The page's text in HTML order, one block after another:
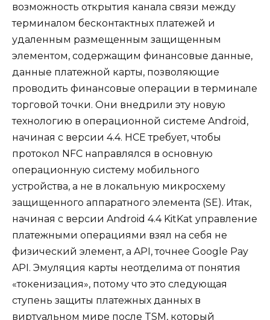
возможность открытия канала связи между
терминалом бесконтактных платежей и
удаленным размещенным защищенным
элементом, содержащим финансовые данные,
данные платежной карты, позволяющие
проводить финансовые операции в терминале
торговой точки. Они внедрили эту новую
технологию в операционной системе Android,
начиная с версии 4.4. HCE требует, чтобы
протокол NFC направлялся в основную
операционную систему мобильного
устройства, а не в локальную микросхему
защищенного аппаратного элемента (SE). Итак,
начиная с версии Android 4.4 KitKat управление
платежными операциями взял на себя не
физический элемент, а API, точнее Google Pay
API. Эмуляция карты неотделима от понятия
«токенизация», потому что это следующая
ступень защиты платежных данных в
виртуальном мире после TSM, который